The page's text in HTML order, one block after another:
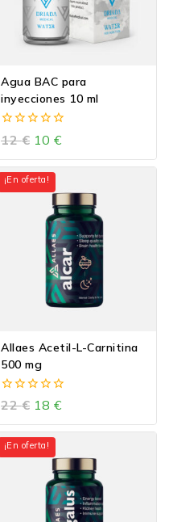
Agua BAC para
inyecciones 10 ml
0
de
5
12€ 10 €
¡En oferta!
Allaes Acetil-L-Carnitina
500 mg
0
de
5
22€ 18 €
¡En oferta!